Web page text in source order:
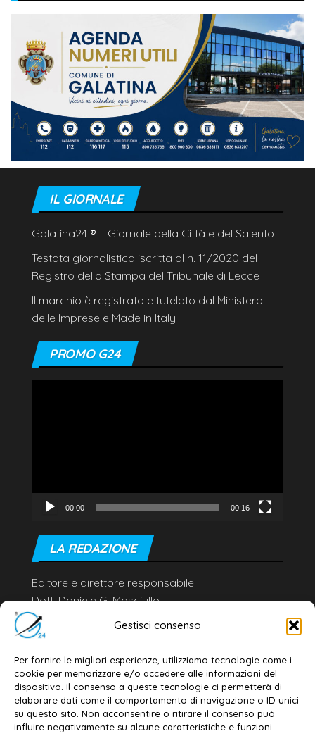
Gestisci consenso
Per fornire le migliori esperienze, utilizziamo tecnologie come i
cookie per memorizzare e/o accedere alle informazioni del
dispositivo. Il consenso a queste tecnologie ci permetterà di
elaborare dati come il comportamento di navigazione o ID unici
su questo sito. Non acconsentire o ritirare il consenso può
influire negativamente su alcune caratteristiche e funzioni.
IL GIORNALE
Galatina24 ® – Giornale della Città e del Salento
Testata giornalistica iscritta al n. 11/2020 del
Registro della Stampa del Tribunale di Lecce
Il marchio è registrato e tutelato dal Ministero
delle Imprese e Made in Italy
PROMO G24
00:00 00:16
LA REDAZIONE
Editore e direttore responsabile:
Dott. Daniele G. Masciullo
Email:
redazione@galatina24.it
Privacy policy–Cookie policy
© 2020-2026 | Galatina24 ®